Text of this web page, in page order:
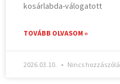
kosárlabda-válogatott
TOVÁBB OLVASOM »
2026.03.10. Nincs